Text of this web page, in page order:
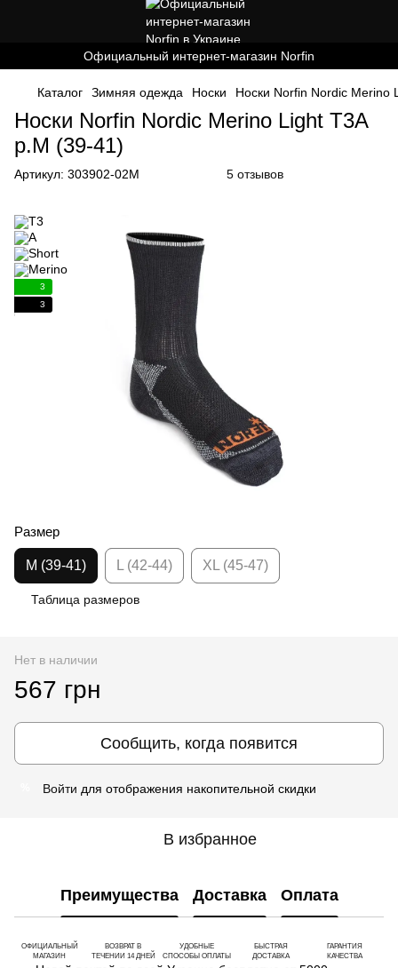
Официальный интернет-магазин Norfin
Каталог Зимняя одежда Носки Носки Norfin Nordic Merino
Носки Norfin Nordic Merino Light T3A
р.M (39-41)
Артикул: 303902-02M 5 отзывов
3
3
Размер
M (39-41) L (42-44) XL (45-47)
Таблица размеров
Нет в наличии
567 грн
Сообщить, когда появится
Войти для отображения накопительной скидки
В избранное
Преимущества Доставка Оплата
ОФИЦИАЛЬНЫЙ
МАГАЗИН
ВОЗВРАТ В
ТЕЧЕНИИ 14 ДНЕЙ
УДОБНЫЕ
СПОСОБЫ ОПЛАТЫ
БЫСТРАЯ
ДОСТАВКА
ГАРАНТИЯ
КАЧЕСТВА